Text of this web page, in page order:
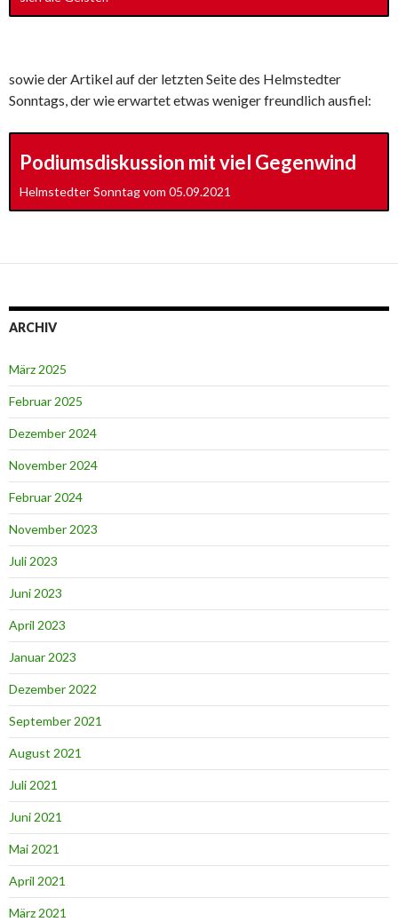
sowie der Artikel auf der letzten Seite des Helmstedter
Sonntags, der wie erwartet etwas weniger freundlich ausfiel:
Podiumsdiskussion mit viel Gegenwind
Helmstedter Sonntag vom 05.09.2021
ARCHIV
März 2025
Februar 2025
Dezember 2024
November 2024
Februar 2024
November 2023
Juli 2023
Juni 2023
April 2023
Januar 2023
Dezember 2022
September 2021
August 2021
Juli 2021
Juni 2021
Mai 2021
April 2021
März 2021